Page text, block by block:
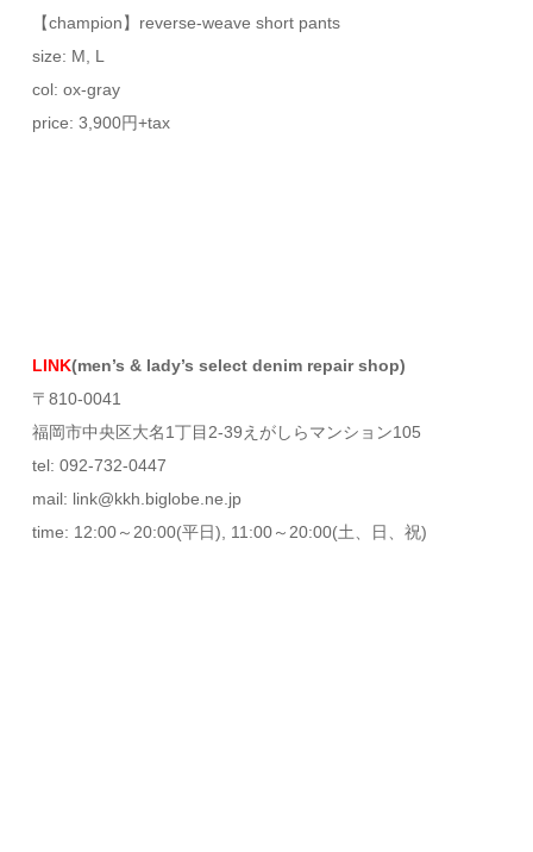
【champion】reverse-weave short pants
size: M, L
col: ox-gray
price: 3,900円+tax
LINK(men’s & lady’s select denim repair shop)
〒810-0041
福岡市中央区大名1丁目2-39えがしらマンション105
tel: 092-732-0447
mail: link@kkh.biglobe.ne.jp
time: 12:00～20:00(平日), 11:00～20:00(土、日、祝)